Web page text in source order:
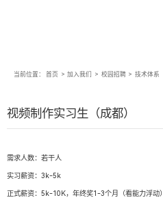
当前位置： 首页 > 加入我们 > 校园招聘 > 技术体系
视频制作实习生（成都）
需求人数：若干人
实习薪资：3k-5k
正式薪资：5k-10K，年终奖1-3个月（看能力浮动）